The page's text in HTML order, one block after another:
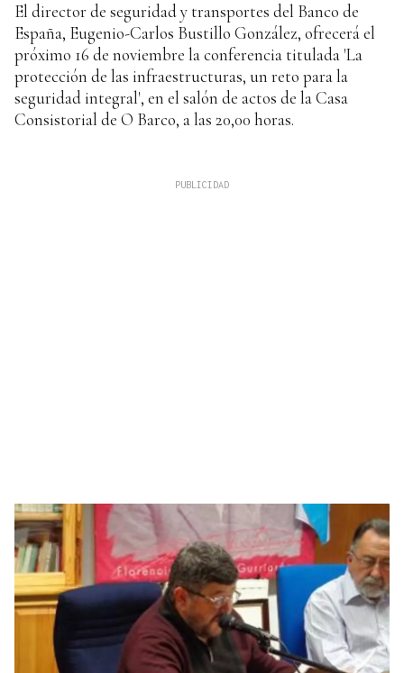
El director de seguridad y transportes del Banco de
España, Eugenio-Carlos Bustillo González, ofrecerá el
próximo 16 de noviembre la conferencia titulada 'La
protección de las infraestructuras, un reto para la
seguridad integral', en el salón de actos de la Casa
Consistorial de O Barco, a las 20,00 horas.